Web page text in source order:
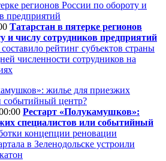
Татарстан в пятерке регионов
и числу сотрудников предприятий
рейтинг субъектов страны
численности сотрудников на
Рестарт «Полукамушков»:
специалистов или событийный
концепции реновации
в Зеленодольске устроили